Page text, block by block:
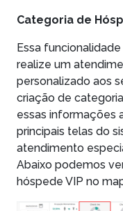
Categoria de
Essa
realize um
personalizado aos
criação de
essas informações
principais telas do
atendimento
Abaixo podemos
hóspede VIP no